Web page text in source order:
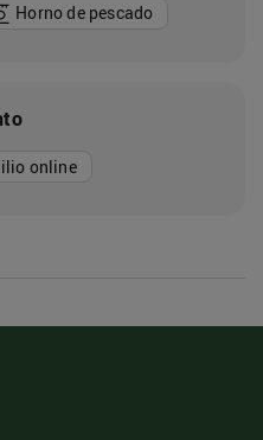
Horno de pescado
online